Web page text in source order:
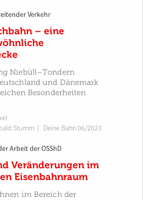
Verkehr
– eine
Niebüll–Tondern
und Dänemark
Besonderheiten
Stumm
Deine Bahn 06/2023
Arbeit der OSShD
Veränderungen im
Eisenbahnraum
im Bereich der